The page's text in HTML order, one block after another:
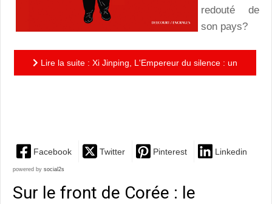
redouté de
son pays?
Lire la suite : Xi Jinping, L'Empereur du silence : un
Facebook Twitter Pinterest Linkedin
powered by social2s
Sur le front de Corée : le